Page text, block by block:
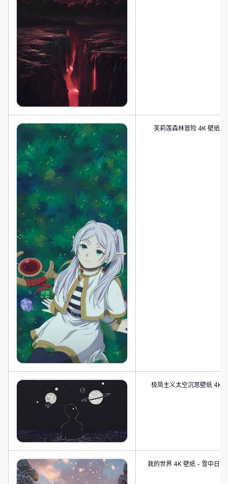
芙莉莲森林冒险 4K 壁纸
极简主义太空沉思壁纸 4K
我的世界 4K 壁纸 - 雪中日落